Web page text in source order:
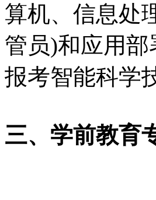
算机、信息处
管员)和应用
报考智能科学
三、学前教育